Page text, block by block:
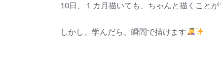
10日、１カ月描いても、ちゃんと描くこと
しかし、学んだら、瞬間で描けます